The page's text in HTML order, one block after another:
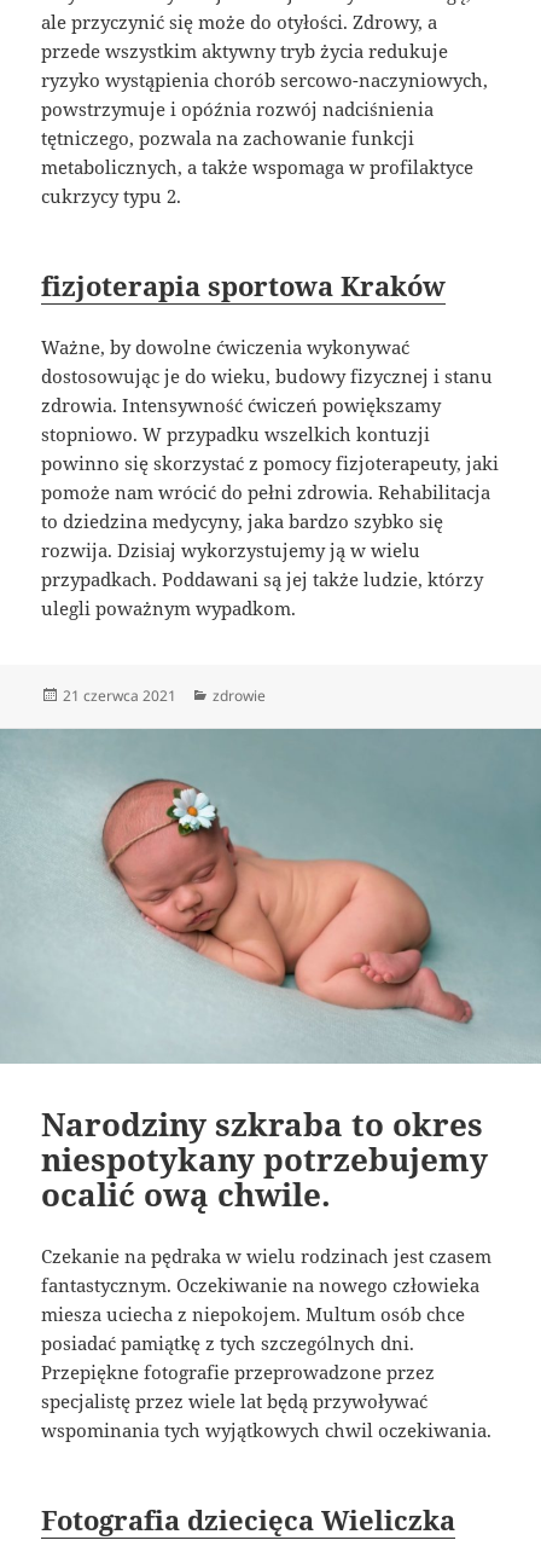
ale przyczynić się może do otyłości. Zdrowy, a
przede wszystkim aktywny tryb życia redukuje
ryzyko wystąpienia chorób sercowo-naczyniowych,
powstrzymuje i opóźnia rozwój nadciśnienia
tętniczego, pozwala na zachowanie funkcji
metabolicznych, a także wspomaga w profilaktyce
cukrzycy typu 2.
fizjoterapia sportowa Kraków
Ważne, by dowolne ćwiczenia wykonywać
dostosowując je do wieku, budowy fizycznej i stanu
zdrowia. Intensywność ćwiczeń powiększamy
stopniowo. W przypadku wszelkich kontuzji
powinno się skorzystać z pomocy fizjoterapeuty, jaki
pomoże nam wrócić do pełni zdrowia. Rehabilitacja
to dziedzina medycyny, jaka bardzo szybko się
rozwija. Dzisiaj wykorzystujemy ją w wielu
przypadkach. Poddawani są jej także ludzie, którzy
ulegli poważnym wypadkom.
Data
21 czerwca 2021 Kategorie
zdrowie
Narodziny szkraba to okres
niespotykany potrzebujemy
ocalić ową chwile.
Czekanie na pędraka w wielu rodzinach jest czasem
fantastycznym. Oczekiwanie na nowego człowieka
miesza uciecha z niepokojem. Multum osób chce
posiadać pamiątkę z tych szczególnych dni.
Przepiękne fotografie przeprowadzone przez
specjalistę przez wiele lat będą przywoływać
wspominania tych wyjątkowych chwil oczekiwania.
Fotografia dziecięca Wieliczka